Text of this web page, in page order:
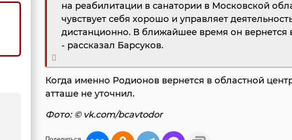
на реабилитации в санатории в Московской
чувствует себя хорошо и управляет
дистанционно. В ближайшее время он вернется
- рассказал Барсуков.
Когда именно Родионов вернется в областной
атташе не уточнил.
Фото: © vk.com/bcavtodor